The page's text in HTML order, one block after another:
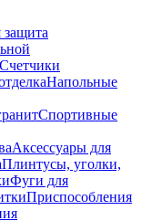
защита
Счетчики
Напольные
Спортивные
Аксессуары для
Плинтусы, уголки,
Фуги для
Приспособления